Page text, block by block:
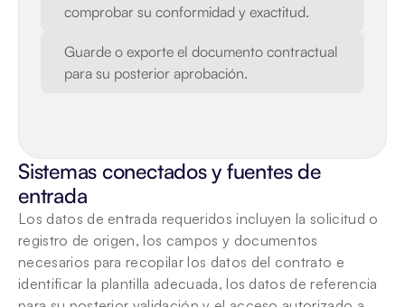
comprobar su conformidad y exactitud.
Guarde o exporte el documento contractual
para su posterior aprobación.
Sistemas conectados y fuentes de
entrada
Los datos de entrada requeridos incluyen la solicitud o
registro de origen, los campos y documentos
necesarios para recopilar los datos del contrato e
identificar la plantilla adecuada, los datos de referencia